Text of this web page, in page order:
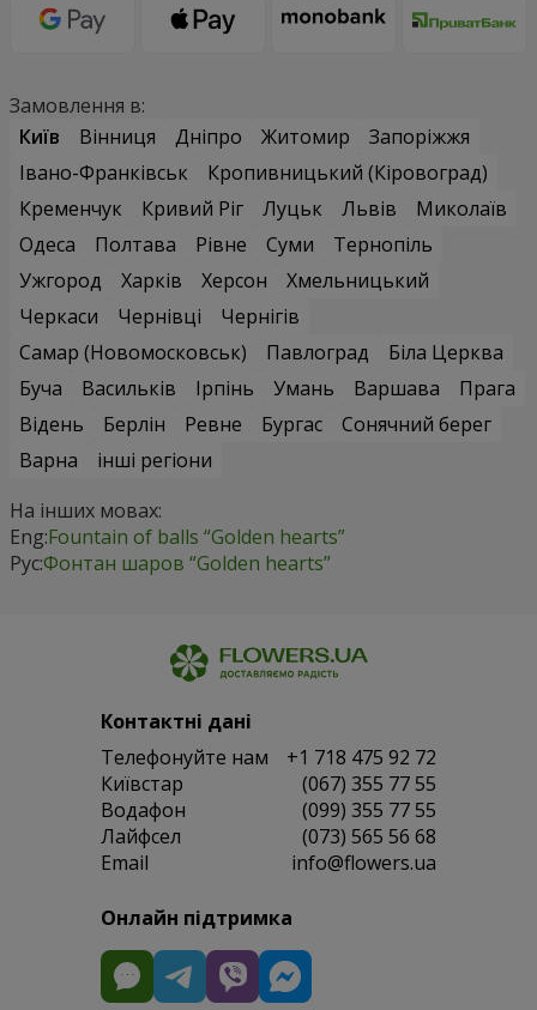
Замовлення в:
Київ
Вінниця Дніпро Житомир
Запоріжжя
Івано-Франківськ
Кропивницький (Кіровоград)
Кременчук
Кривий Ріг Луцьк Львів
Миколаїв
Одеса
Полтава Рівне Суми
Тернопіль
Ужгород
Харків Херсон
Хмельницький
Черкаси
Чернівці
Чернігів
Самар (Новомосковськ)
Павлоград
Біла Церква
Буча
Васильків Ірпінь Умань Варшава
Прага
Відень
Берлін Ревне Бургас
Сонячний берег
Варна
інші регіони
На інших мовах:
Eng:Fountain of balls “Golden hearts”
Рус:Фонтан шаров “Golden hearts”
Контактні дані
Телефонуйте нам
+1 718 475 92 72
Київстар
(067) 355 77 55
Водафон
(099) 355 77 55
Лайфсел
(073) 565 56 68
Email
info@flowers.ua
Онлайн підтримка